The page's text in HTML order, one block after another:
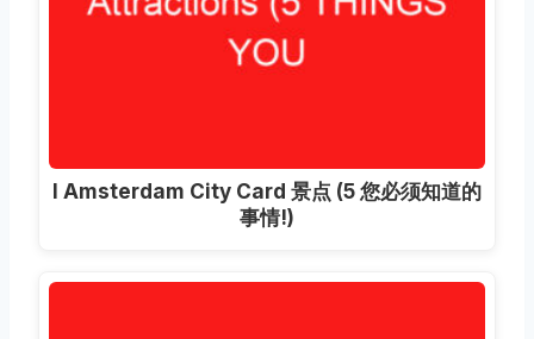
I Amsterdam City Card 景点 (5 您必须知道的
事情!)